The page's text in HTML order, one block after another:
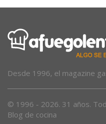
Desde 1996, el magazine
© 1996 - 2026. 31 años.
Blog de cocina